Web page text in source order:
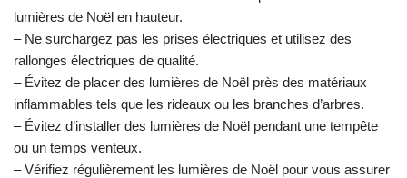
lumières de Noël en hauteur.
– Ne surchargez pas les prises électriques et utilisez des
rallonges électriques de qualité.
– Évitez de placer des lumières de Noël près des matériaux
inflammables tels que les rideaux ou les branches d’arbres.
– Évitez d’installer des lumières de Noël pendant une tempête
ou un temps venteux.
– Vérifiez régulièrement les lumières de Noël pour vous assurer